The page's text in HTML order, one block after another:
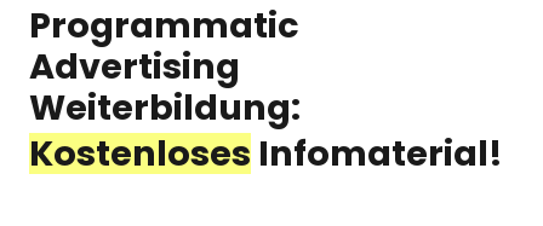
Programmatic
Advertising
Weiterbildung:
Kostenloses Infomaterial!